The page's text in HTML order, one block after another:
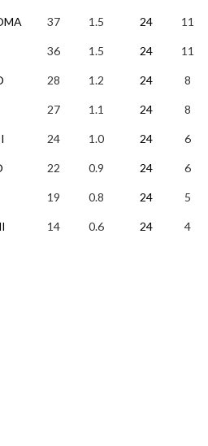
37 1.5 24 11
36 1.5 24 11
28 1.2 24 8
27 1.1 24 8
24 1.0 24 6
22 0.9 24 6
19 0.8 24 5
14 0.6 24 4